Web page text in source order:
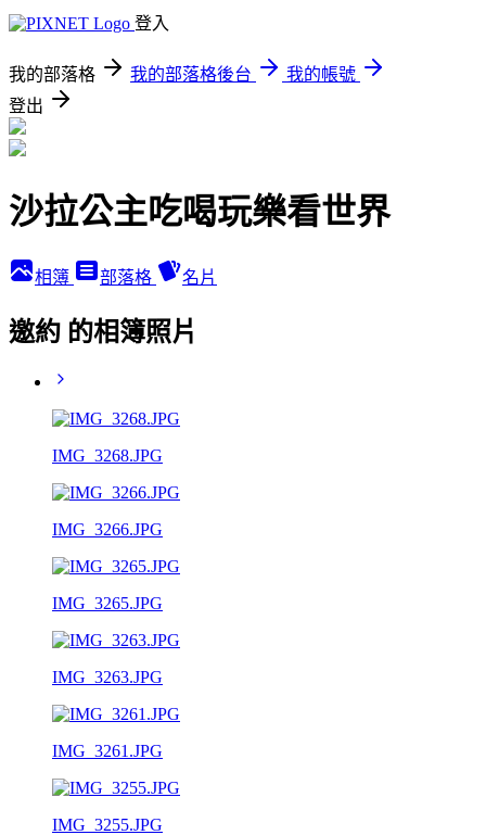
登入
我的部落格 我的部落格後台
我的帳號
登出
沙拉公主吃喝玩樂看世界
相簿 部落格 名片
邀約 的相簿照片
IMG_3268.JPG
IMG_3266.JPG
IMG_3265.JPG
IMG_3263.JPG
IMG_3261.JPG
IMG_3255.JPG